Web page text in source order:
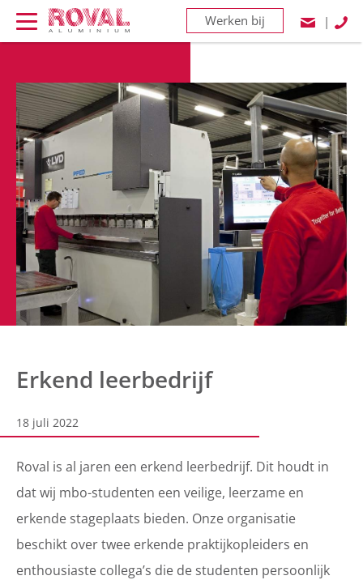
Werken bij |
Erkend leerbedrijf
18 juli 2022
Roval is al jaren een erkend leerbedrijf. Dit houdt in
dat wij mbo-studenten een veilige, leerzame en
erkende stageplaats bieden. Onze organisatie
beschikt over twee erkende praktijkopleiders en
enthousiaste collega’s die de studenten persoonlijk